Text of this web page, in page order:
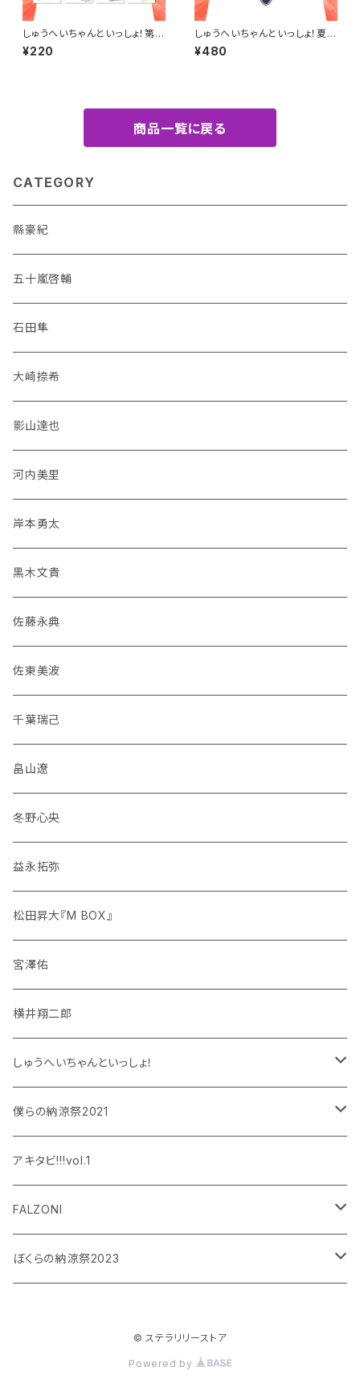
しゅうへいちゃんといっしょ！第６
夜チェキ風ランダムブロマイド
（全8種）
¥220
しゅうへいちゃんといっしょ！夏季
限定ステッカー（佐々木喜英）
¥480
商品一覧に戻る
CATEGORY
縣豪紀
五十嵐啓輔
石田隼
大崎捺希
影山達也
河内美里
岸本勇太
黒木文貴
佐藤永典
佐東美波
千葉瑞己
畠山遼
冬野心央
益永拓弥
松田昇大『M BOX』
宮澤佑
横井翔二郎
しゅうへいちゃんといっしょ！
和泉宗兵
設楽銀河
平賀勇成
吉岡佑
僕らの納涼祭2021
和泉宗兵
神永圭佑
小波津亜廉
アキタビ!!!vol.1
FALZONI
笠間淳の黄昏古書堂
ぼくらの納涼祭2023
© ステラリリーストア
Powered by